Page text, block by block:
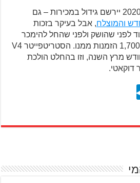
בדוקאטי מעריכים כי ב-2020 יירשם גידול במכירות – גם
, אבל בעיקר בזכות
לפני שהושק ולפני שהחל להימכר
נפתחו ברחבי העולם כ-1,700 הזמנות ממנו. הסטריטפייטר V4
מרץ השנה, וזו בהחלט הולכת
דוקאטי.